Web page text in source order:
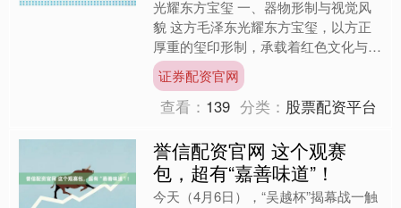
光耀东方宝玺 一、器物形制与视觉风
貌 这方毛泽东光耀东方宝玺，以方正
厚重的玺印形制，承载着红色文化与传
统玉雕艺术的双重精神内核。宝玺整体
由玺钮、玺基两部分构成，....
证券配资官网
查看： 139 分类： 股票配资平台
誉信配资官网 这个观赛
包，超有“嘉善味道”！
今天（4月6日），“吴越杯”揭幕战一触